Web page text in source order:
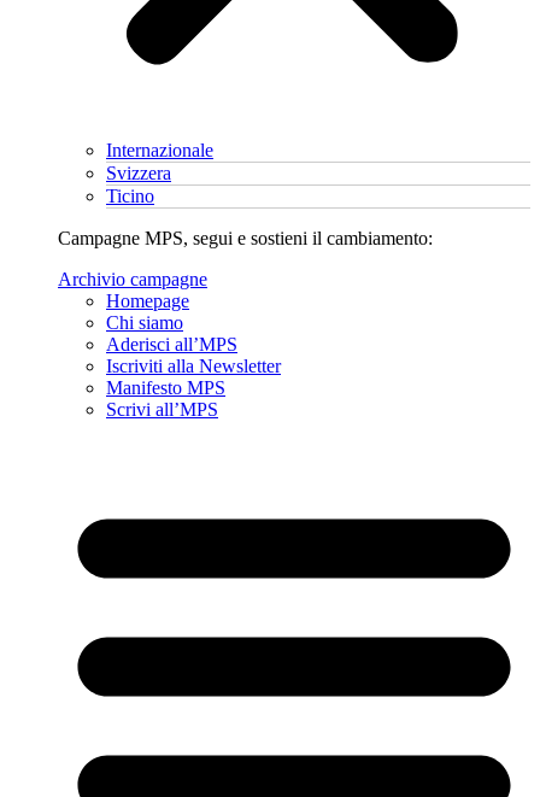
Internazionale
Svizzera
Ticino
Campagne MPS, segui e sostieni il cambiamento:
Archivio campagne
Homepage
Chi siamo
Aderisci all’MPS
Iscriviti alla Newsletter
Manifesto MPS
Scrivi all’MPS